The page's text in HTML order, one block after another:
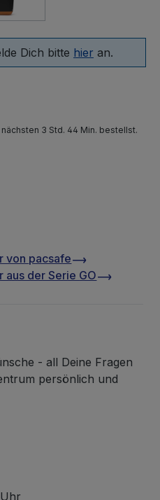
jet black
Dich bitte hier an.
nächsten 3 Std. 44 Min. bestellst.
von pacsafe
aus der Serie GO
- all Deine Fragen
persönlich und